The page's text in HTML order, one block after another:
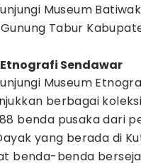
Museum
Tabur
Etnografi Sendawar
Museum
berbagai
benda pusaka dari
yang berada di
benda-benda